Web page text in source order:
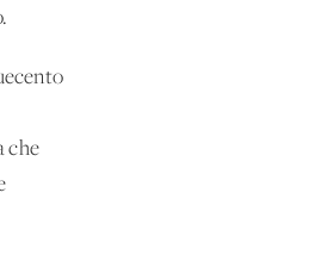
che